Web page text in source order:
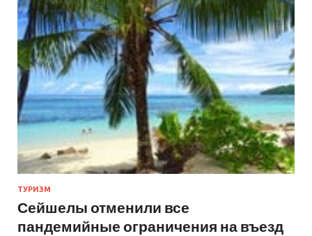
ТУРИЗМ
Сейшелы отменили все
пандемийные ограничения на въезд